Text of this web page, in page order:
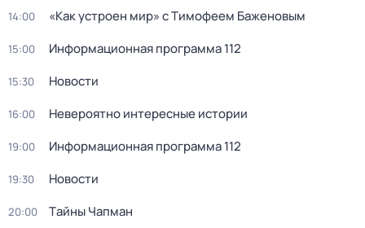
14:00 «Как устроен мир» с Тимофеем Баженовым
15:00 Информационная программа 112
15:30 Новости
16:00 Невероятно интересные истории
19:00 Информационная программа 112
19:30 Новости
20:00 Тaйны Чапман